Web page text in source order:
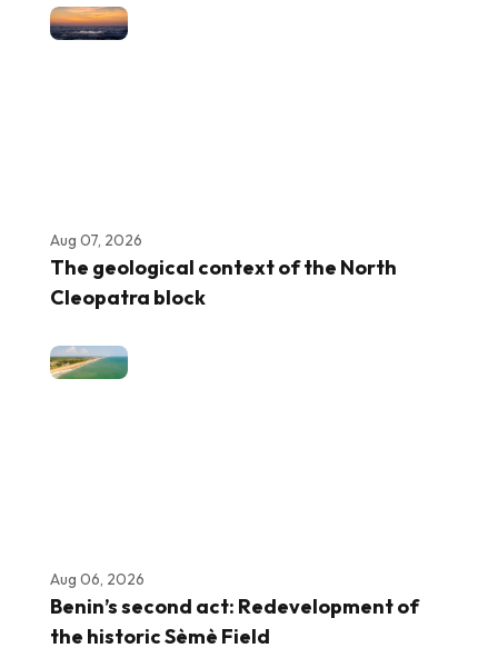
Aug 07, 2026
The geological context of the North
Cleopatra block
Aug 06, 2026
Benin’s second act: Redevelopment of
the historic Sèmè Field